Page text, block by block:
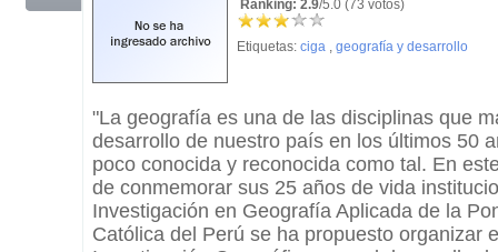
Ranking: 2.9/5.0 (73 votos)
Etiquetas: ciga , geografía y desarrollo
"La geografía es una de las disciplinas que
desarrollo de nuestro país en los últimos 50
poco conocida y reconocida como tal. En
de conmemorar sus 25 años de vida
Investigación en Geografía Aplicada de la
Católica del Perú se ha propuesto organizar